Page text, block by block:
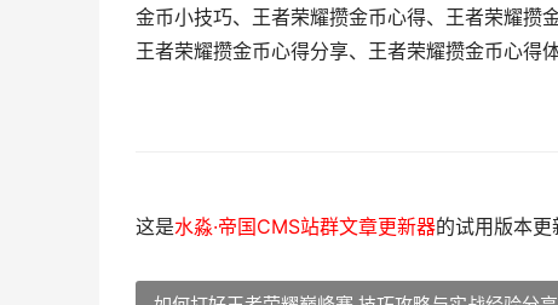
金币小技巧、王者荣耀攒金币心得、王者荣耀攒
王者荣耀攒金币心得分享、王者荣耀攒金币心得体
这是水淼·帝国CMS站群文章更新器的试用版本